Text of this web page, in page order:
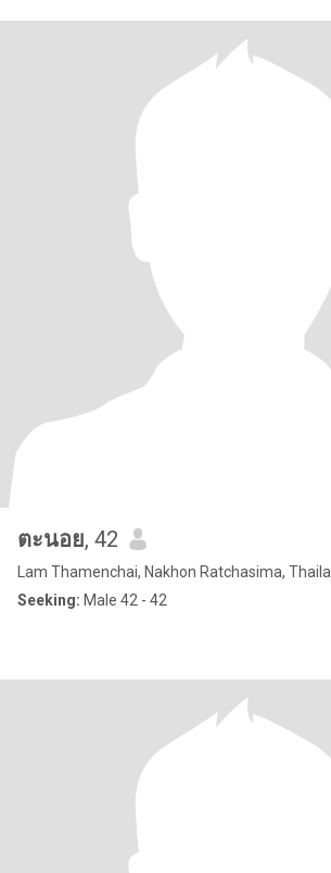
ตะนอย, 42
Lam Thamenchai, Nakhon Ratchasima,
Seeking: Male 42 - 42